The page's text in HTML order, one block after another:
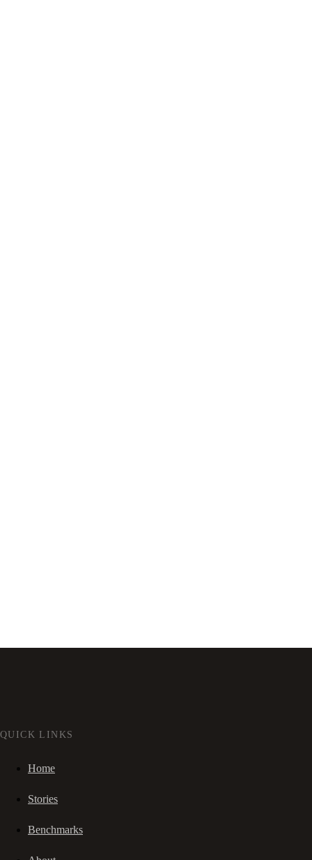
QUICK LINKS
Home
Stories
Benchmarks